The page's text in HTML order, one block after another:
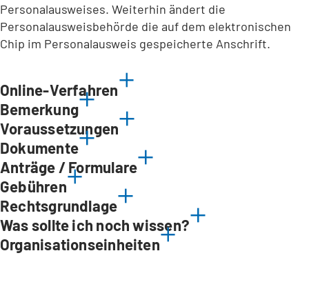
Personalausweises. Weiterhin ändert die
Personalausweisbehörde die auf dem elektronischen
Chip im Personalausweis gespeicherte Anschrift.
Online-Verfahren
Bemerkung
Voraussetzungen
Dokumente
Anträge / Formulare
Gebühren
Rechtsgrundlage
Was sollte ich noch wissen?
Organisationseinheiten